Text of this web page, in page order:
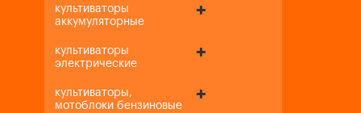
культиваторы
аккумуляторные
культиваторы
электрические
культиваторы,
мотоблоки бензиновые